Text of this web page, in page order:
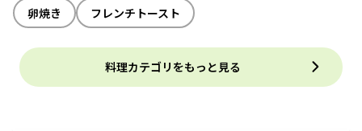
卵焼き
フレンチトースト
料理カテゴリをもっと見る